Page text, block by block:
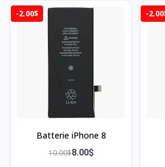
-2.00$
Batterie iPhone 8
10.00$8.00$
-